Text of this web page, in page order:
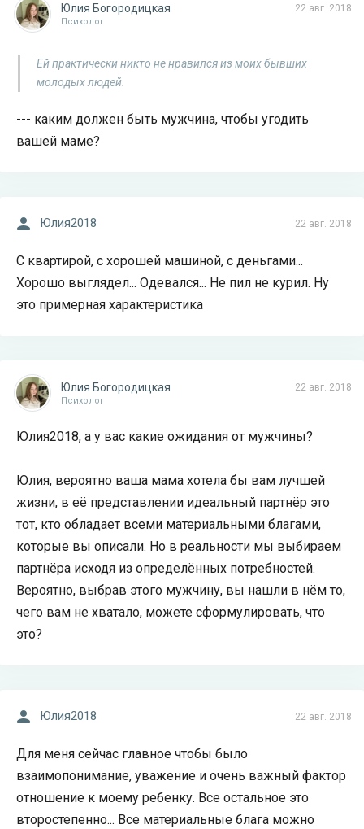
22 авг. 2018
Юлия Богородицкая
Психолог
Ей практически никто не нравился из моих бывших
молодых людей.
--- каким должен быть мужчина, чтобы угодить
вашей маме?
22 авг. 2018
Юлия2018
С квартирой, с хорошей машиной, с деньгами...
Хорошо выглядел... Одевался... Не пил не курил. Ну
это примерная характеристика
22 авг. 2018
Юлия Богородицкая
Психолог
Юлия2018, а у вас какие ожидания от мужчины?
Юлия, вероятно ваша мама хотела бы вам лучшей
жизни, в её представлении идеальный партнёр это
тот, кто обладает всеми материальными благами,
которые вы описали. Но в реальности мы выбираем
партнёра исходя из определённых потребностей.
Вероятно, выбрав этого мужчину, вы нашли в нём то,
чего вам не хватало, можете сформулировать, что
это?
22 авг. 2018
Юлия2018
Для меня сейчас главное чтобы было
взаимопонимание, уважение и очень важный фактор
отношение к моему ребенку. Все остальное это
второстепенно... Все материальные блага можно